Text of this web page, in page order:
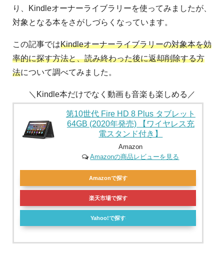
り、Kindleオーナーライブラリーを使ってみましたが、
対象となる本をさがしづらくなっています。
この記事ではKindleオーナーライブラリーの対象本を効
率的に探す方法と、読み終わった後に返却削除する方
法について調べてみました。
＼Kindle本だけでなく動画も音楽も楽しめる／
第10世代 Fire HD 8 Plus タブレット
64GB (2020年発売) 【ワイヤレス充
電スタンド付き】
Amazon
Amazonの商品レビューを見る
Amazonで探す
楽天市場で探す
Yahoo!で探す